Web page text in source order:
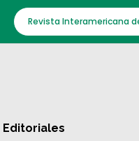
Revista Interamericana
Editoriales